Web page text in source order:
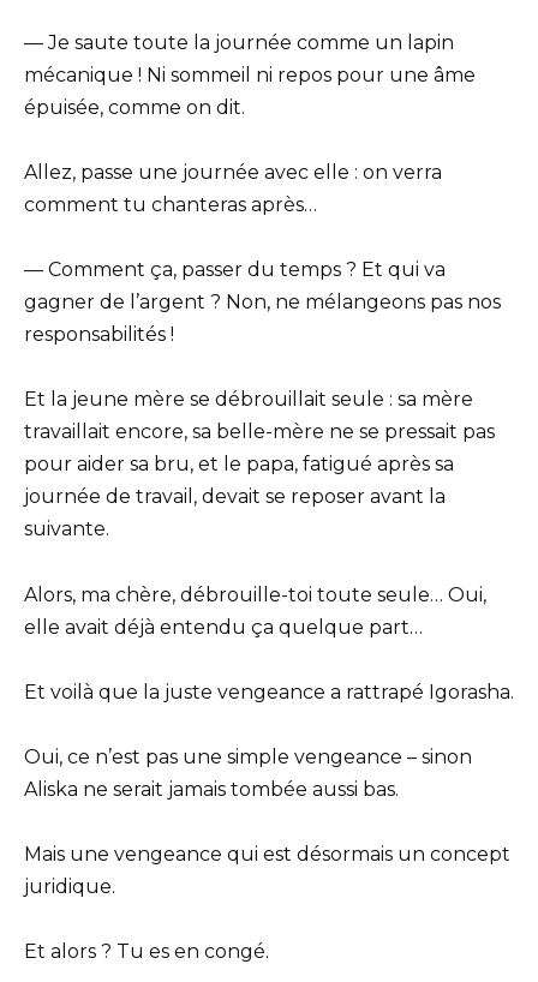
— Je saute toute la journée comme un lapin
mécanique ! Ni sommeil ni repos pour une âme
épuisée, comme on dit.
Allez, passe une journée avec elle : on verra
comment tu chanteras après…
— Comment ça, passer du temps ? Et qui va
gagner de l’argent ? Non, ne mélangeons pas nos
responsabilités !
Et la jeune mère se débrouillait seule : sa mère
travaillait encore, sa belle-mère ne se pressait pas
pour aider sa bru, et le papa, fatigué après sa
journée de travail, devait se reposer avant la
suivante.
Alors, ma chère, débrouille-toi toute seule… Oui,
elle avait déjà entendu ça quelque part…
Et voilà que la juste vengeance a rattrapé Igorasha.
Oui, ce n’est pas une simple vengeance – sinon
Aliska ne serait jamais tombée aussi bas.
Mais une vengeance qui est désormais un concept
juridique.
Et alors ? Tu es en congé.